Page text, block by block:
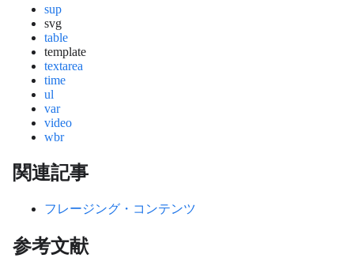
sup
svg
table
template
textarea
time
ul
var
video
wbr
関連記事
フレージング・コンテンツ
参考文献